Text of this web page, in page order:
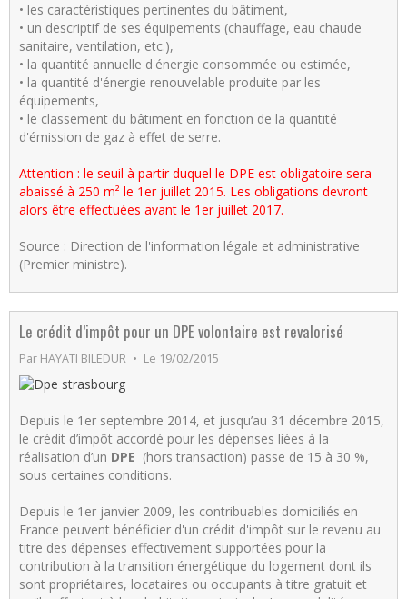
• les caractéristiques pertinentes du bâtiment,
• un descriptif de ses équipements (chauffage, eau chaude
sanitaire, ventilation, etc.),
• la quantité annuelle d'énergie consommée ou estimée,
• la quantité d'énergie renouvelable produite par les
équipements,
• le classement du bâtiment en fonction de la quantité
d'émission de gaz à effet de serre.
Attention : le seuil à partir duquel le DPE est obligatoire sera
abaissé à 250 m² le 1er juillet 2015. Les obligations devront
alors être effectuées avant le 1er juillet 2017.
Source : Direction de l'information légale et administrative
(Premier ministre).
Le crédit d’impôt pour un DPE volontaire est revalorisé
Par HAYATI BILEDUR Le 19/02/2015
Depuis le 1er septembre 2014, et jusqu’au 31 décembre 2015,
le crédit d’impôt accordé pour les dépenses liées à la
réalisation d’un DPE (hors transaction) passe de 15 à 30 %,
sous certaines conditions.
Depuis le 1er janvier 2009, les contribuables domiciliés en
France peuvent bénéficier d'un crédit d'impôt sur le revenu au
titre des dépenses effectivement supportées pour la
contribution à la transition énergétique du logement dont ils
sont propriétaires, locataires ou occupants à titre gratuit et